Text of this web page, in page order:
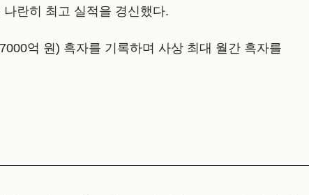
란히 최고 실적을 경신했다.
억 원) 흑자를 기록하며 사상 최대 월간 흑자를